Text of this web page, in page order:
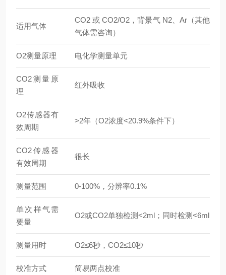
适用气体
CO2 或 CO2/O2，背景气 N2、Ar（其他
气体需咨询）
O2测量原理 电化学测量单元
CO2测量原
理
红外吸收
O2传感器有
效周期
>2年（O2浓度<20.9%条件下）
CO2传感器
有效周期
很长
测量范围 0-100%，分辨率0.1%
单次样气需
要量
O2或CO2单独检测<2ml；同时检测<6ml
测量用时 O2≤6秒，CO2≤10秒
校准方式 简易两点校准